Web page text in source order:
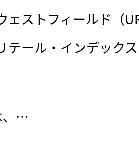
ェストフィールド（
テール・インデック
、…